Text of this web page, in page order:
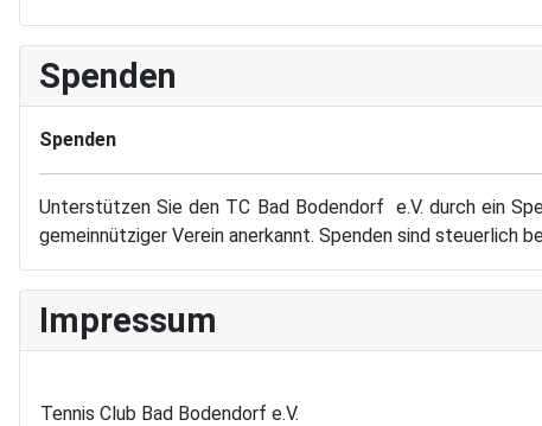
Spenden
Spenden
Unterstützen Sie den TC Bad Bodendorf e.V. durch ein
gemeinnütziger Verein anerkannt. Spenden sind steuerlich
Impressum
Tennis Club Bad Bodendorf e.V.